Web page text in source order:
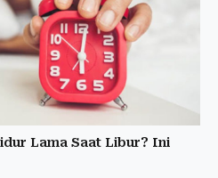
Lama Saat Libur? Ini